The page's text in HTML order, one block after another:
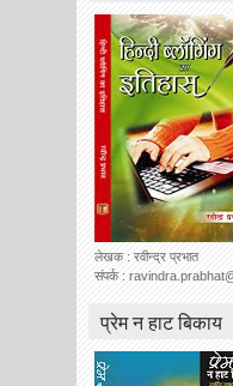
लेखक : रवीन्द्र प्रभात
संपर्क :
प्रेम न हाट बिकाय